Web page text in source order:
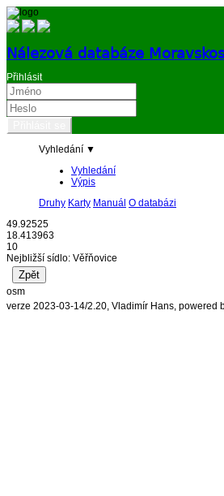
Nálezová databáze
Přihlásit
Vyhledání ▼
Vyhledání
Výpis
Druhy Karty Manuál O databázi
49.92525
18.413963
10
Nejbližší sídlo: Věřňovice
osm
verze 2023-03-14/2.20, Vladimír Hans, powered